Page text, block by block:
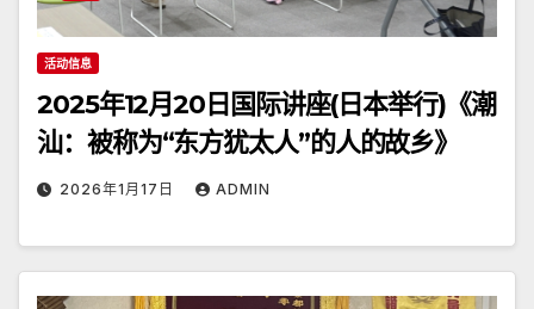
活动信息
2025年12月20日国际讲座(日本举行)《潮
汕：被称为“东方犹太人”的人的故乡》
2026年1月17日 ADMIN